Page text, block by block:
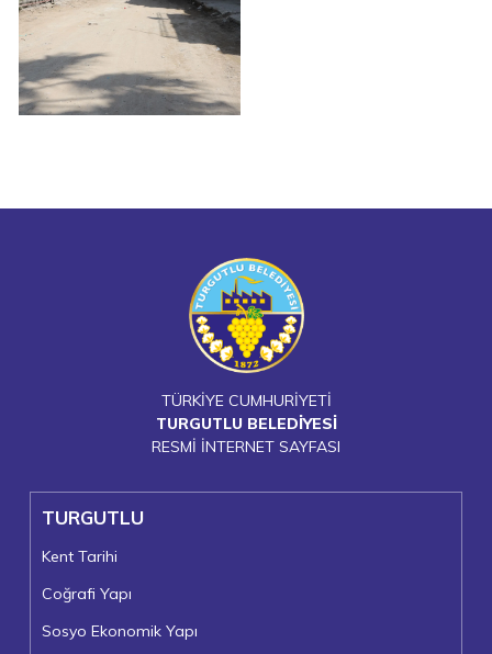
TÜRKİYE CUMHURİYETİ
TURGUTLU BELEDİYESİ
RESMİ İNTERNET SAYFASI
TURGUTLU
Kent Tarihi
Coğrafi Yapı
Sosyo Ekonomik Yapı